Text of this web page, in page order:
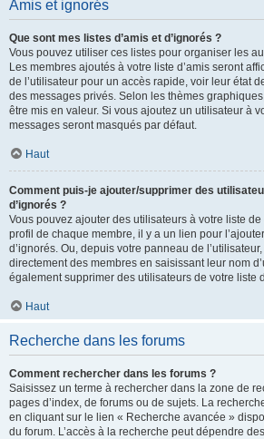
Amis et ignorés
Que sont mes listes d’amis et d’ignorés ?
Vous pouvez utiliser ces listes pour organiser les
Les membres ajoutés à votre liste d’amis seront
de l’utilisateur pour un accès rapide, voir leur état
des messages privés. Selon les thèmes
être mis en valeur. Si vous ajoutez un utilisateur à
messages seront masqués par défaut.
Haut
Comment puis-je ajouter/supprimer des
d’ignorés ?
Vous pouvez ajouter des utilisateurs à votre liste
profil de chaque membre, il y a un lien pour
d’ignorés. Ou, depuis votre panneau de
directement des membres en saisissant leur nom
également supprimer des utilisateurs de votre liste
Haut
Recherche dans les forums
Comment rechercher dans les forums ?
Saisissez un terme à rechercher dans la zone de
pages d’index, de forums ou de sujets. La
en cliquant sur le lien « Recherche avancée »
du forum. L’accès à la recherche peut dépendre